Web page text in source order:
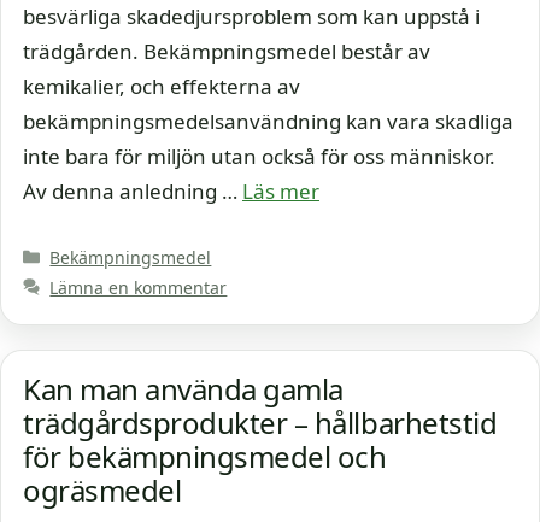
besvärliga skadedjursproblem som kan uppstå i
trädgården. Bekämpningsmedel består av
kemikalier, och effekterna av
bekämpningsmedelsanvändning kan vara skadliga
inte bara för miljön utan också för oss människor.
Av denna anledning … Läs mer
Kategorier
Bekämpningsmedel
Lämna en kommentar
Kan man använda gamla
trädgårdsprodukter – hållbarhetstid
för bekämpningsmedel och
ogräsmedel